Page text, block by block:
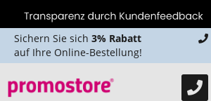
Sichern Sie sich 3% Rabatt
auf Ihre Online-Bestellung!